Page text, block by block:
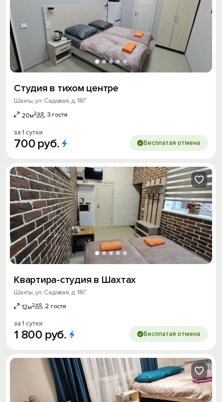
Студия в тихом центре
Шахты, ул. Садовая, д. 18Г
20м2 3 гостя
за 1 сутки
700 руб. Бесплатая отмена
Квартира-студия в Шахтах
Шахты, ул. Садовая, д. 18Г
12м2 2 гостя
за 1 сутки
1 800 руб. Бесплатая отмена